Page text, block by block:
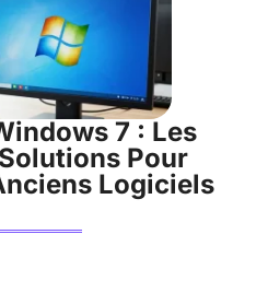
7 : Les
Pour
Logiciels